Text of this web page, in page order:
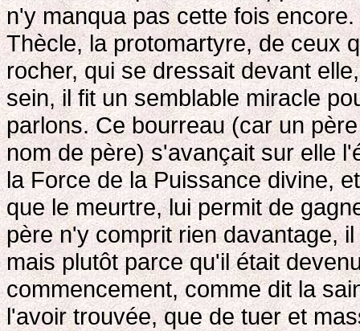
n'y manqua pas cette fois
Thècle, la protomartyre, de ceux
rocher, qui se dressait devant
sein, il fit un semblable miracle
parlons. Ce bourreau (car un
nom de père) s'avançait sur elle
la Force de la Puissance divine,
que le meurtre, lui permit de
père n'y comprit rien davantage,
mais plutôt parce qu'il était
commencement, comme dit la
l'avoir trouvée, que de tuer et